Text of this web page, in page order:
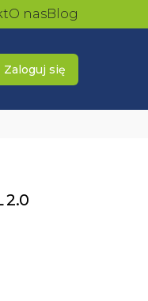
O nasBlog
Zaloguj się
2.0